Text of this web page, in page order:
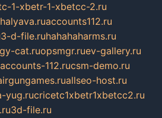
1-xbetr-1-xbetcc-2.ru
accounts112.ru
3-d-file.ruhahahaharms.ru
cat.ruopsmgr.ruev-gallery.ru
accounts-112.rucsm-demo.ru
allseo-host.ru
yug.rucricetc1xbetr1xbetcc2.ru
3d-file.ru